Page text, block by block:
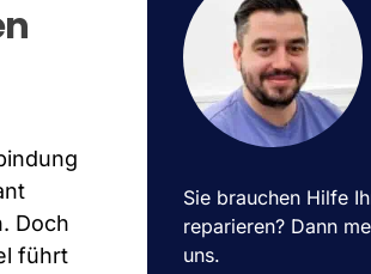
Doch
führt
Sie brauchen Hilfe
reparieren? Dann
uns.